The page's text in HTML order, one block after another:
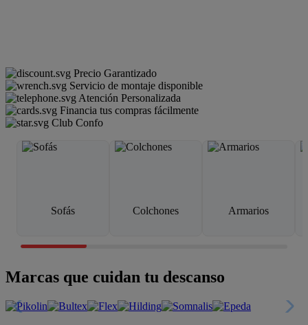
Precio Garantizado
Servicio de montaje disponible
Atención Personalizada
Financia tus compras fácilmente
Club Confo
Sofás Colchones Armarios
Marcas que cuidan tu descanso